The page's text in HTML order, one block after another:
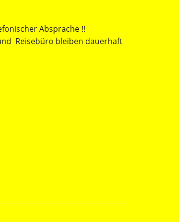
Absprache !!
Reisebüro bleiben dauerhaft